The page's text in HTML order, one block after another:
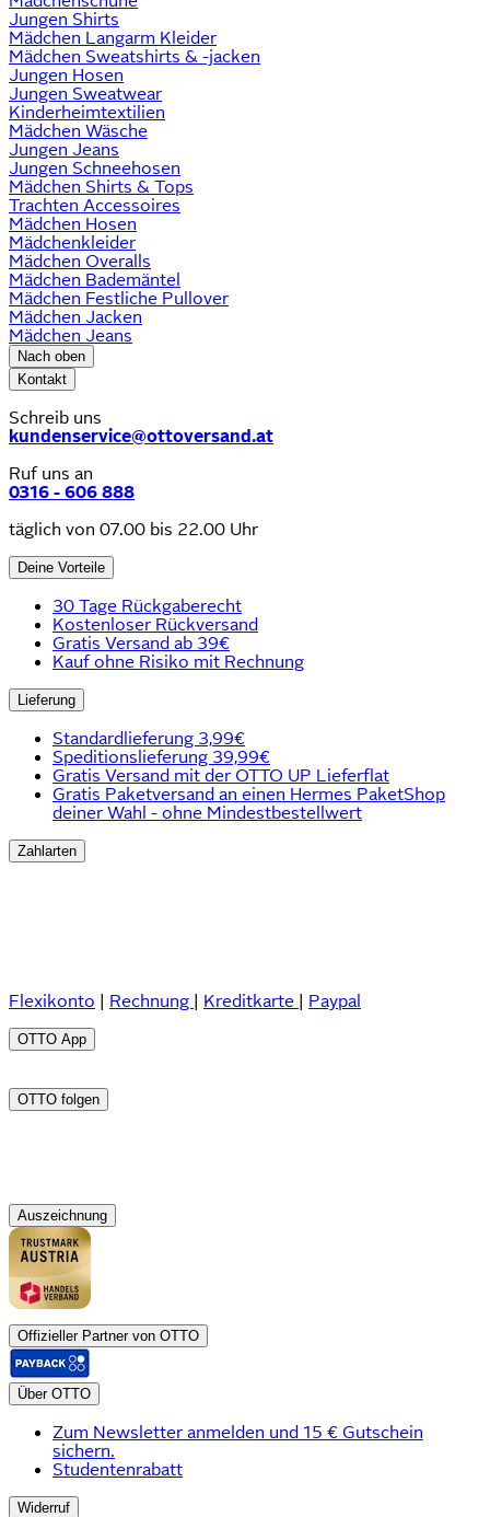
Jungen Shirts
Mädchen Langarm Kleider
Mädchen Sweatshirts & -jacken
Jungen Hosen
Jungen Sweatwear
Kinderheimtextilien
Mädchen Wäsche
Jungen Jeans
Jungen Schneehosen
Mädchen Shirts & Tops
Trachten Accessoires
Mädchen Hosen
Mädchenkleider
Mädchen Overalls
Mädchen Bademäntel
Mädchen Festliche Pullover
Mädchen Jacken
Mädchen Jeans
Nach oben
Kontakt
Schreib uns
kundenservice@ottoversand.at
Ruf uns an
0316 - 606 888
täglich von 07.00 bis 22.00 Uhr
Deine Vorteile
30 Tage Rückgaberecht
Kostenloser Rückversand
Gratis Versand ab 39€
Kauf ohne Risiko mit Rechnung
Lieferung
Standardlieferung 3,99€
Speditionslieferung 39,99€
Gratis Versand mit der OTTO UP Lieferflat
Gratis Paketversand an einen Hermes PaketShop
deiner Wahl - ohne Mindestbestellwert
Zahlarten
Flexikonto Rechnung Kreditkarte Paypal
OTTO App
OTTO folgen
Auszeichnung
Offizieller Partner von OTTO
Über OTTO
Zum Newsletter anmelden und 15 € Gutschein
sichern.
Studentenrabatt
Widerruf